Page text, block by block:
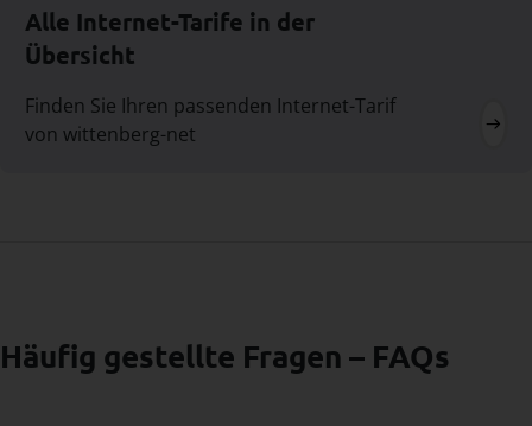
Alle Internet-Tarife in der
Übersicht
Finden Sie Ihren passenden Internet-Tarif
von wittenberg-net
Häufig gestellte Fragen – FAQs